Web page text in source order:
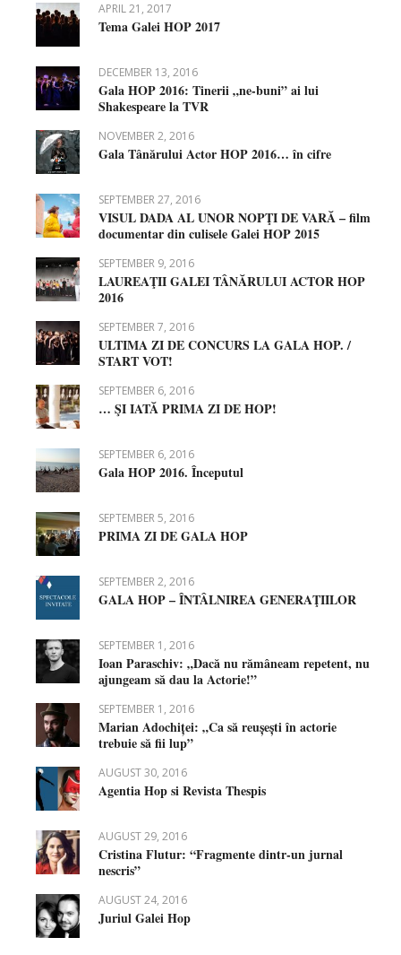
APRIL 21, 2017
Tema Galei HOP 2017
DECEMBER 13, 2016
Gala HOP 2016: Tinerii „ne-buni” ai lui
Shakespeare la TVR
NOVEMBER 2, 2016
Gala Tânărului Actor HOP 2016… în cifre
SEPTEMBER 27, 2016
VISUL DADA AL UNOR NOPŢI DE VARĂ – film
documentar din culisele Galei HOP 2015
SEPTEMBER 9, 2016
LAUREAŢII GALEI TÂNĂRULUI ACTOR HOP
2016
SEPTEMBER 7, 2016
ULTIMA ZI DE CONCURS LA GALA HOP. /
START VOT!
SEPTEMBER 6, 2016
… ŞI IATĂ PRIMA ZI DE HOP!
SEPTEMBER 6, 2016
Gala HOP 2016. Începutul
SEPTEMBER 5, 2016
PRIMA ZI DE GALA HOP
SEPTEMBER 2, 2016
GALA HOP – ÎNTÂLNIREA GENERAŢIILOR
SEPTEMBER 1, 2016
Ioan Paraschiv: „Dacă nu rămâneam repetent, nu
ajungeam să dau la Actorie!”
SEPTEMBER 1, 2016
Marian Adochiței: „Ca să reușești în actorie
trebuie să fii lup”
AUGUST 30, 2016
Agentia Hop si Revista Thespis
AUGUST 29, 2016
Cristina Flutur: “Fragmente dintr-un jurnal
nescris”
AUGUST 24, 2016
Juriul Galei Hop